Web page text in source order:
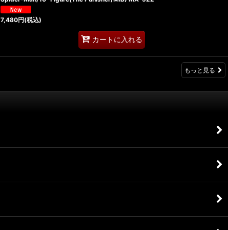
7,480円(税込)
カートに入れる
もっと見る